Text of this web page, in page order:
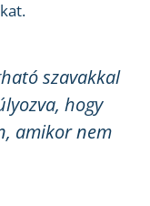
szavakkal
hogy
amikor nem